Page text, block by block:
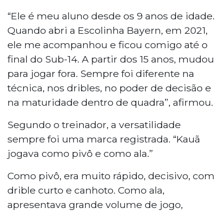
“Ele é meu aluno desde os 9 anos de idade.
Quando abri a Escolinha Bayern, em 2021,
ele me acompanhou e ficou comigo até o
final do Sub-14. A partir dos 15 anos, mudou
para jogar fora. Sempre foi diferente na
técnica, nos dribles, no poder de decisão e
na maturidade dentro de quadra”, afirmou.
Segundo o treinador, a versatilidade
sempre foi uma marca registrada. “Kauã
jogava como pivô e como ala.”
Como pivô, era muito rápido, decisivo, com
drible curto e canhoto. Como ala,
apresentava grande volume de jogo,